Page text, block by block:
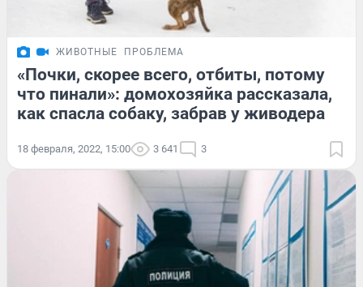
ЖИВОТНЫЕ ПРОБЛЕМА
«Почки, скорее всего, отбиты, потому
что пинали»: домохозяйка рассказала,
как спасла собаку, забрав у живодера
18 февраля, 2022, 15:00 3 641 3